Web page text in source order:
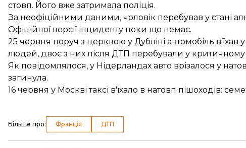
стовп. Його вже затримала поліція.
За неофіційними даними, чоловік перебував у стані
Офіційної версії інциденту поки що немає.
25 червня поруч з церквою у Дубліні автомобіль в’їхав
людей, двоє з них після ДТП перебували у критичному
Як повідомлялося, у Нідерландах авто врізалося у
загинула.
16 червня у Москвітаксі в'їхало в натовп пішоходів:
Більше про: Франція ДТП